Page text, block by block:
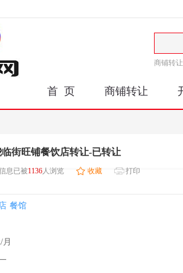
商铺转让
首 页 商铺转让
街旺铺餐饮店转让-已转让
息已被1136人浏览 收藏 打印
餐馆
月